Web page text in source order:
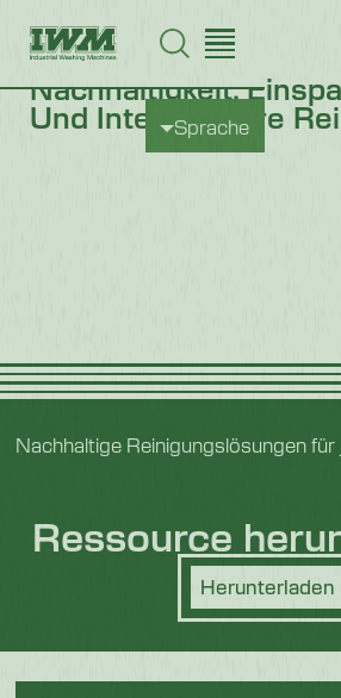
Sprache
Nachhaltigkeit,
Und Intelligentere
Nachhaltige Reinigungslösungen
Ressource
Herunterladen